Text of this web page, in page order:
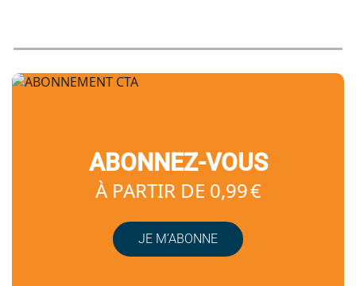
ABONNEZ-VOUS
À PARTIR DE 0,99 €
JE M’ABONNE